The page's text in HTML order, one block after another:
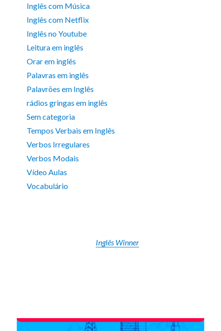
Inglês com Música
Inglês com Netflix
Inglês no Youtube
Leitura em inglês
Orar em inglês
Palavras em inglês
Palavrões em Inglês
rádios gringas em inglês
Sem categoria
Tempos Verbais em Inglês
Verbos Irregulares
Verbos Modais
Vídeo Aulas
Vocabulário
Inglês Winner